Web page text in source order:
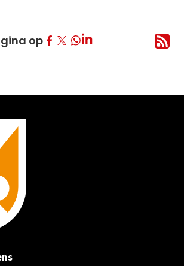
opDeel op Facebook
Deel op Twitter
Deel op Whatsapp
Deel op LinkedIn